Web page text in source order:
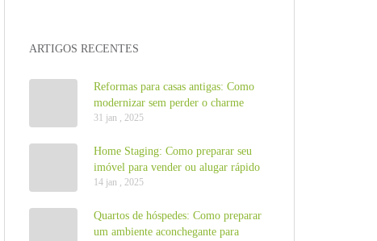
ARTIGOS RECENTES
Reformas para casas antigas: Como
modernizar sem perder o charme
31 jan , 2025
Home Staging: Como preparar seu
imóvel para vender ou alugar rápido
14 jan , 2025
Quartos de hóspedes: Como preparar
um ambiente aconchegante para